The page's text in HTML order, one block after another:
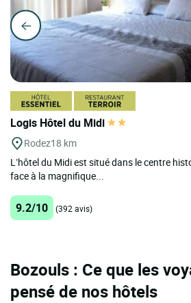
Logis Hôtel du Midi
Rodez18 km
L’hôtel du Midi est situé dans le centre
face à la magnifique...
9.2/10 (392 avis)
Bozouls : Ce que les
pensé de nos hôtels